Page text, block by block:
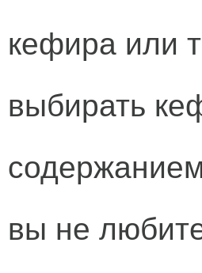
кефира или
выбирать
вы не